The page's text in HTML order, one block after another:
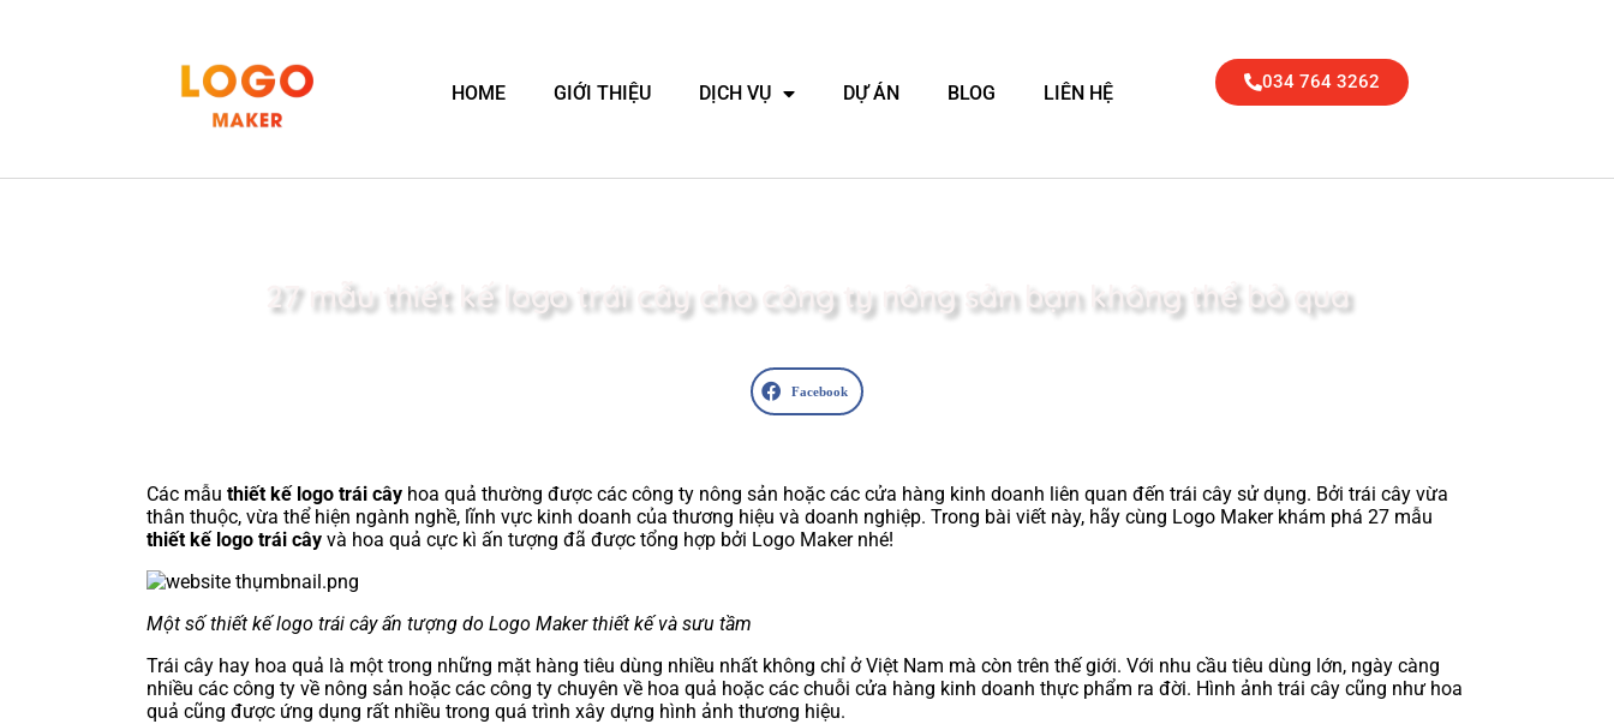
HOME GIỚI THIỆU DỊCH VỤ DỰ ÁN BLOG LIÊN HỆ
034 764 3262
27 mẫu thiết kế logo trái cây cho công ty nông sản bạn không thể bỏ qua
Facebook
Các mẫu thiết kế logo trái cây hoa quả thường được các công ty nông sản hoặc các cửa hàng kinh doanh liên quan đến trái cây sử dụng. Bởi trái cây vừa
thân thuộc, vừa thể hiện ngành nghề, lĩnh vực kinh doanh của thương hiệu và doanh nghiệp. Trong bài viết này, hãy cùng Logo Maker khám phá 27 mẫu
thiết kế logo trái cây và hoa quả cực kì ấn tượng đã được tổng hợp bởi Logo Maker nhé!
Một số thiết kế logo trái cây ấn tượng do Logo Maker thiết kế và sưu tầm
Trái cây hay hoa quả là một trong những mặt hàng tiêu dùng nhiều nhất không chỉ ở Việt Nam mà còn trên thế giới. Với nhu cầu tiêu dùng lớn, ngày càng
nhiều các công ty về nông sản hoặc các công ty chuyên về hoa quả hoặc các chuỗi cửa hàng kinh doanh thực phẩm ra đời. Hình ảnh trái cây cũng như hoa
quả cũng được ứng dụng rất nhiều trong quá trình xây dựng hình ảnh thương hiệu.